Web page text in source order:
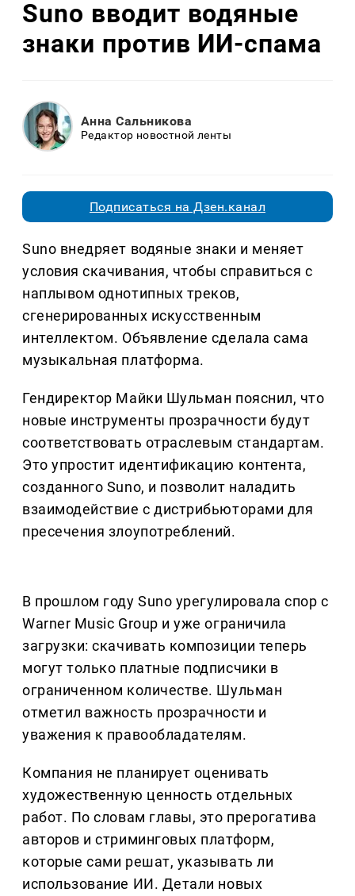
Suno вводит водяные
знаки против ИИ-спама
Анна Сальникова
Редактор новостной ленты
Подписаться на Дзен.канал
Suno внедряет водяные знаки и меняет
условия скачивания, чтобы справиться с
наплывом однотипных треков,
сгенерированных искусственным
интеллектом. Объявление сделала сама
музыкальная платформа.
Гендиректор Майки Шульман пояснил, что
новые инструменты прозрачности будут
соответствовать отраслевым стандартам.
Это упростит идентификацию контента,
созданного Suno, и позволит наладить
взаимодействие с дистрибьюторами для
пресечения злоупотреблений.
В прошлом году Suno урегулировала спор с
Warner Music Group и уже ограничила
загрузки: скачивать композиции теперь
могут только платные подписчики в
ограниченном количестве. Шульман
отметил важность прозрачности и
уважения к правообладателям.
Компания не планирует оценивать
художественную ценность отдельных
работ. По словам главы, это прерогатива
авторов и стриминговых платформ,
которые сами решат, указывать ли
использование ИИ. Детали новых